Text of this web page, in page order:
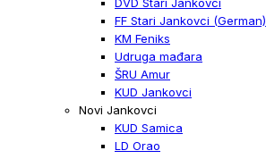
DVD Stari Jankovci
FF Stari Jankovci (German)
KM Feniks
Udruga mađara
ŠRU Amur
KUD Jankovci
Novi Jankovci
KUD Samica
LD Orao